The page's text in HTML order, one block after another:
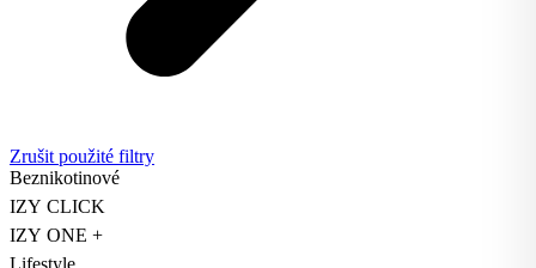
Zrušit použité filtry
Beznikotinové
IZY CLICK
IZY ONE +
Lifestyle